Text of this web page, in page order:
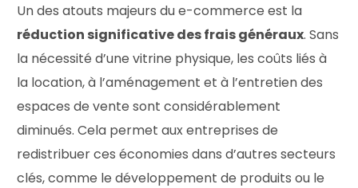
Un des atouts majeurs du e-commerce est la
réduction significative des frais généraux. Sans
la nécessité d’une vitrine physique, les coûts liés à
la location, à l’aménagement et à l’entretien des
espaces de vente sont considérablement
diminués. Cela permet aux entreprises de
redistribuer ces économies dans d’autres secteurs
clés, comme le développement de produits ou le